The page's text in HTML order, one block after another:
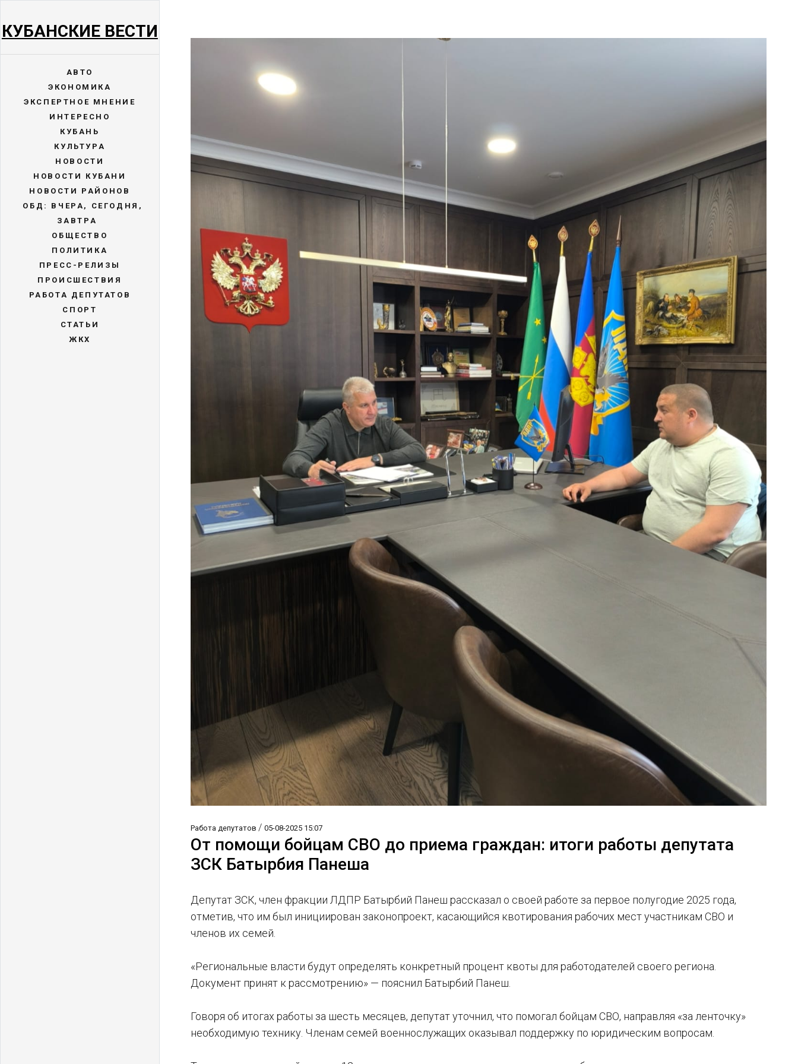
КУБАНСКИЕ ВЕСТИ
АВТО
ЭКОНОМИКА
ЭКСПЕРТНОЕ МНЕНИЕ
ИНТЕРЕСНО
КУБАНЬ
КУЛЬТУРА
НОВОСТИ
НОВОСТИ КУБАНИ
НОВОСТИ РАЙОНОВ
ОБД: ВЧЕРА, СЕГОДНЯ,
ЗАВТРА
ОБЩЕСТВО
ПОЛИТИКА
ПРЕСС-РЕЛИЗЫ
ПРОИСШЕСТВИЯ
РАБОТА ДЕПУТАТОВ
СПОРТ
СТАТЬИ
ЖКХ
Работа депутатов/05-08-2025 15:07
От помощи бойцам СВО до приема граждан: итоги работы депутата
ЗСК Батырбия Панеша
Депутат ЗСК, член фракции ЛДПР Батырбий Панеш рассказал о своей работе за первое полугодие 2025 года,
отметив, что им был инициирован законопроект, касающийся квотирования рабочих мест участникам СВО и
членов их семей.
«Региональные власти будут определять конкретный процент квоты для работодателей своего региона.
Документ принят к рассмотрению» — пояснил Батырбий Панеш.
Говоря об итогах работы за шесть месяцев, депутат уточнил, что помогал бойцам СВО, направляя «за ленточку»
необходимую технику. Членам семей военнослужащих оказывал поддержку по юридическим вопросам.